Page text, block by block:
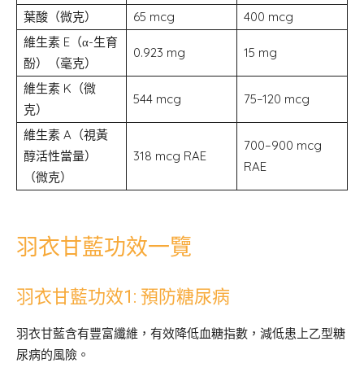
葉酸（微克） 65 mcg
400 mcg
維生素 E（α-生育
酚）（毫克）
0.923 mg 15 mg
維生素 K（微
克）
544 mcg 75–120 mcg
維生素 A（視黃
醇活性當量）
（微克）
318 mcg RAE
700–900 mcg
RAE
羽衣甘藍功效一覽
羽衣甘藍功效1: 預防糖尿病
羽衣甘藍含有豐富纖維，有效降低血糖指數，減低患上乙型糖
尿病的風險。